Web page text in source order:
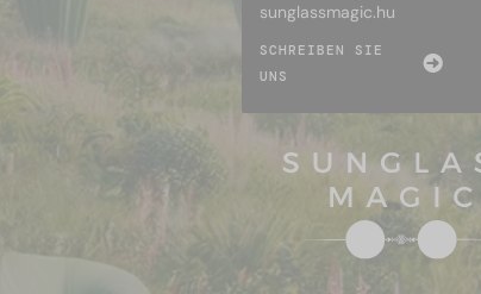
sunglassmagic.hu
SCHREIBEN SIE
UNS